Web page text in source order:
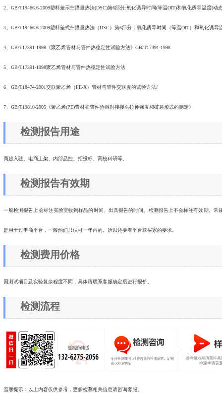
2、GB/T19466.6-2009塑料差示扫描量热法(DSC)第6部分:氧化诱导时间(等温OIT)和氧化诱导温度(动
3、GB/T19466.6-2009塑料差式扫描量热法（DSC）第6部分：氧化诱导时间（等温OIT）和氧化诱导
4、GB/T17391-1998《聚乙烯管材与管件热稳定性试验方法》GB/T17391-1998
5、GB/T17391-1998聚乙烯管材与管件热稳定性试验方法
6、GB/T18474-2001交联聚乙烯（PE-X）管材与管件交联度的试验方法/
7、GB/T19810-2005《聚乙烯(PE)管材和管件热熔对接接头拉伸强度和破坏形式的测定》
检测报告用途
商超入驻、电商上架、内部品控、招投标、高校科研等。
检测报告有效期
一般检测报告上会标注实验室收到样品的时间、出具报告的时间。检测报告上不会标注有效期。
是用于过电商平台，一般他们只认可一年内的。所以还要看平台或买家的要求。
检测费用价格
因测试项目及实验复杂程度不同，具体请联系客服确定后进行报价。
检测流程
温馨提示：以上内容仅供参考，更多检测相关信息请咨询客服。